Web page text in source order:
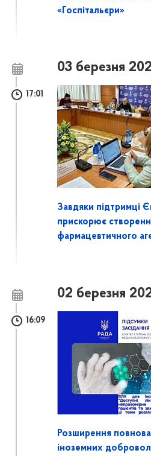
«Госпітальєри»
03 березня
17:01
Завдяки підтримці
прискорює
фармацевтичного
02 березня
16:09
Розширення
іноземних